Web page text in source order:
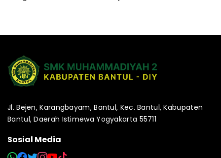
Jl. Bejen, Karangbayam, Bantul, Kec. Bantul, Kabupaten
Bantul, Daerah Istimewa Yogyakarta 55711
Sosial Media